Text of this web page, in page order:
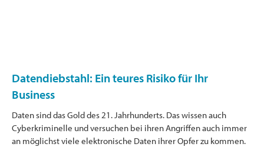
Datendiebstahl: Ein teures Risiko für Ihr
Business
Daten sind das Gold des 21. Jahrhunderts. Das wissen auch
Cyberkriminelle und versuchen bei ihren Angriffen auch immer
an möglichst viele elektronische Daten ihrer Opfer zu kommen.